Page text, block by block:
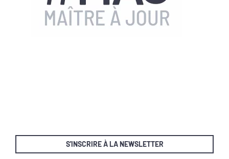
S'INSCRIRE À LA NEWSLETTER